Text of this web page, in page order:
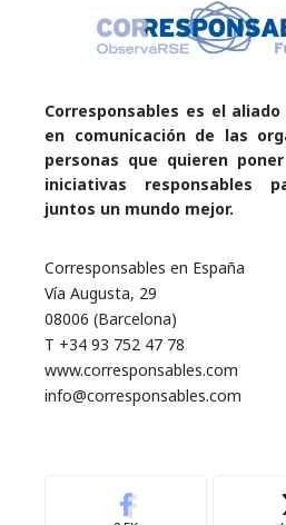
Corresponsables es el
en comunicación de las
personas que quieren
iniciativas responsables
juntos un mundo mejor.
Corresponsables en España
Vía Augusta, 29
08006 (Barcelona)
T +34 93 752 47 78
www.corresponsables.com
info@corresponsables.com